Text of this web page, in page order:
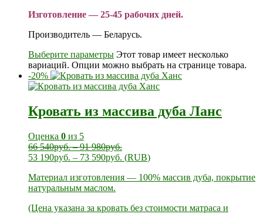
Изготовление — 25-45 рабочих дней.
Производитель — Беларусь.
Выберите параметры Этот товар имеет несколько
вариаций. Опции можно выбрать на странице товара.
-20%
Кровать из массива дуба Ланс
Оценка 0 из 5
66 540руб.–91 980руб.
53 190руб. – 73 590руб. (RUB)
Материал изготовления — 100% массив дуба, покрытие
натуральным маслом.
(Цена указана за кровать без стоимости матраса и